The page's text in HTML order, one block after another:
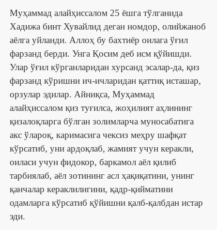
Муҳаммад алайҳиссалом 25 ёшга тўлганида
Хадижа бинт Хувайлид деган номдор, олийжаноб
аёлга уйланди. Аллоҳ бу бахтиёр оилага ўғил
фарзанд берди. Унга Қосим деб исм қўйишди.
Улар ўғил кўрганларидан хурсанд эсалар-да, қиз
фарзанд кўришни ич-ичларидан қаттиқ исташар,
орзулар эдилар. Айниқса, Муҳаммад
алайҳиссалом қиз туғилса, жоҳилият аҳлининг
қизалоқларга бўлган золимларча муносабатига
акс ўлароқ, каримасига чексиз меҳру шафқат
кўрсатиб, уни ардоқлаб, жамият учун керакли,
оиласи учун фидокор, баркамол аёл қилиб
тарбиялаб, аёл зотининг асл ҳақиқатини, унинг
қанчалар кераклилигини, қадр-қийматини
одамларга кўрсатиб қўйишни қалб-қалбдан истар
эди.